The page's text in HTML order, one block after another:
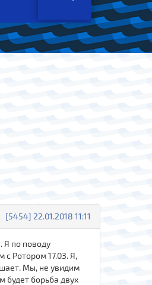
[5454] 22.01.2018 11:11
Я по поводу
Ротором 17.03. Я,
Мы, не увидим
будет борьба двух